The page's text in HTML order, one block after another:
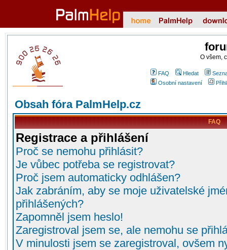
O všem,
FAQ Hledat
Osobní nastavení
Obsah fóra PalmHelp.cz
FAQ
Registrace a přihlášení
Proč se nemohu přihlásit?
Je vůbec potřeba se registrovat?
Proč jsem automaticky odhlášen?
Jak zabráním, aby se moje uživatelské
přihlášených?
Zapomněl jsem heslo!
Zaregistroval jsem se, ale nemohu se
V minulosti jsem se zaregistroval, ovšem